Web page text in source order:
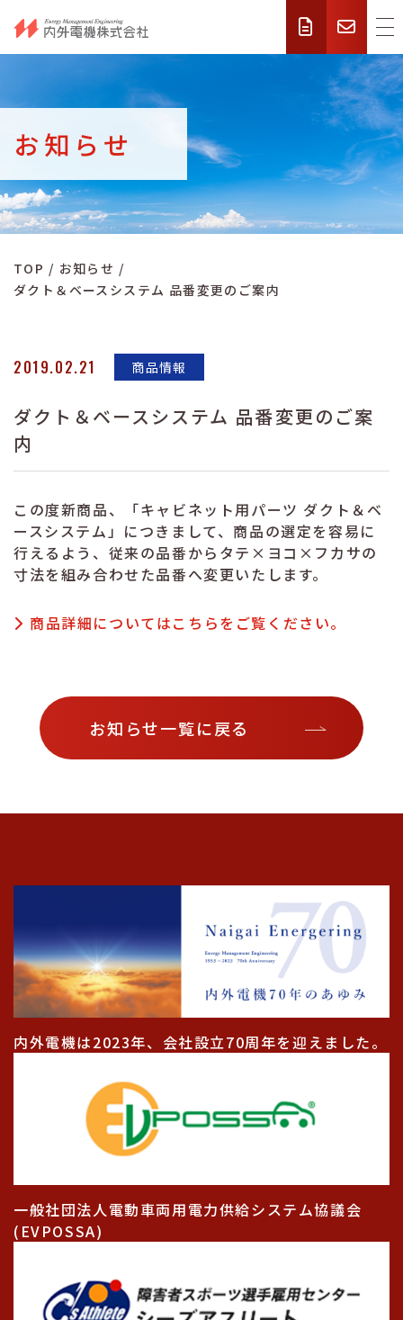
お知らせ
TOP
お知らせ
ダクト＆ベースシステム 品番変更のご案内
2019.02.21 商品情報
ダクト＆ベースシステム 品番変更のご案
内
この度新商品、「キャビネット用パーツ ダクト＆ベ
ースシステム」につきまして、商品の選定を容易に
行えるよう、従来の品番からタテ×ヨコ×フカサの
寸法を組み合わせた品番へ変更いたします。
商品詳細についてはこちらをご覧ください。
お知らせ一覧に戻る
内外電機は2023年、会社設立70周年を迎えました。
一般社団法人電動車両用電力供給システム協議会
(EVPOSSA)